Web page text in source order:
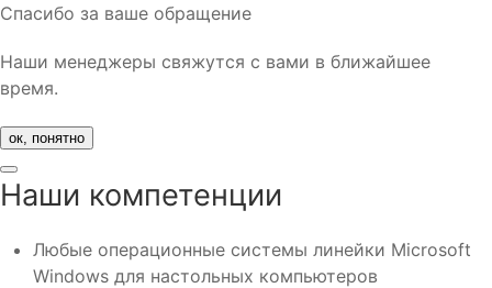
Спасибо за ваше обращение
Наши менеджеры свяжутся с вами в ближайшее
время.
ок, понятно
Наши компетенции
Любые операционные системы линейки Microsoft
Windows для настольных компьютеров